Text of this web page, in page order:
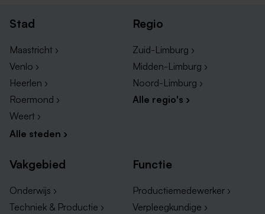
uitdagende banen voor jou geselecteerd. Bekijk de
mogelijkheden hieronder en vind de baan die echt bij
je past.
Baliemedewerker vacatures Heerlen
Sales vacatures Heerlen
ons aanbod en ontdek je nieuwe uitdaging als
verkoopmedewerker!
Stad
Maastricht ›
Venlo ›
Heerlen ›
Roermond ›
Weert ›
Alle steden ›
Regio
Zuid-Limburg ›
Midden-Limburg ›
Noord-Limburg ›
Alle regio's ›
Vakgebied
Onderwijs ›
Techniek & Productie ›
Functie
Productiemedewerker ›
Verpleegkundige ›